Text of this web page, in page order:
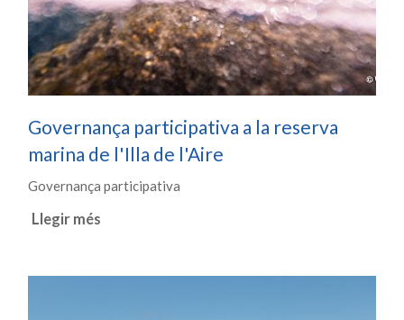
Governança participativa a la reserva
marina de l'Illa de l'Aire
Governança participativa
Llegir més